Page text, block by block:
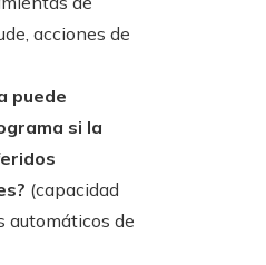
acciones de
puede
si la
(capacidad
automáticos de